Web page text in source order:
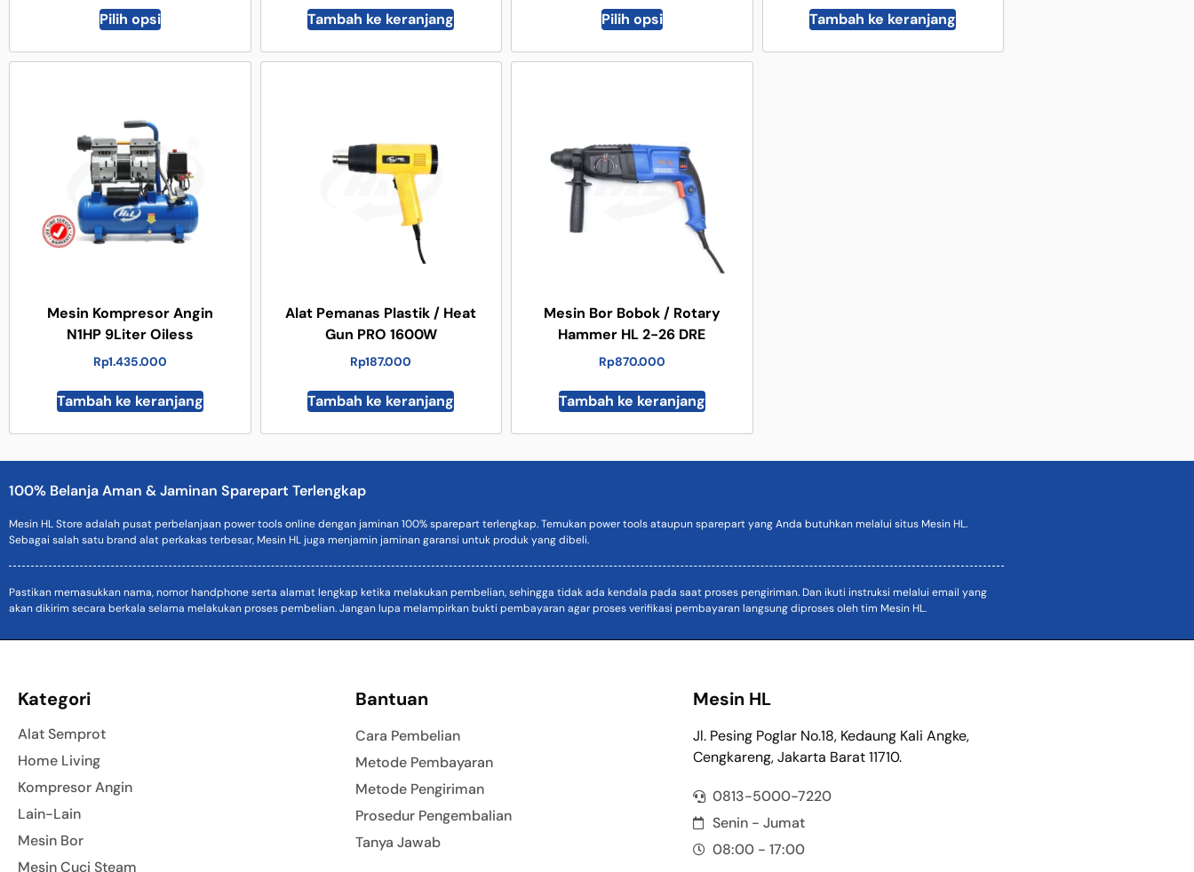
Pilih opsi Tambah ke keranjang Pilih opsi Tambah ke keranjang
Mesin Kompresor Angin
N1HP 9Liter Oiless
Rp1.435.000
Tambah ke keranjang
Alat Pemanas Plastik / Heat
Gun PRO 1600W
Rp187.000
Tambah ke keranjang
Mesin Bor Bobok / Rotary
Hammer HL 2-26 DRE
Rp870.000
Tambah ke keranjang
100% Belanja Aman & Jaminan Sparepart Terlengkap
Mesin HL Store adalah pusat perbelanjaan power tools online dengan jaminan 100% sparepart terlengkap. Temukan power tools ataupun sparepart yang Anda butuhkan melalui situs Mesin HL.
Sebagai salah satu brand alat perkakas terbesar, Mesin HL juga menjamin jaminan garansi untuk produk yang dibeli.
Pastikan memasukkan nama, nomor handphone serta alamat lengkap ketika melakukan pembelian, sehingga tidak ada kendala pada saat proses pengiriman. Dan ikuti instruksi melalui email yang
akan dikirim secara berkala selama melakukan proses pembelian. Jangan lupa melampirkan bukti pembayaran agar proses verifikasi pembayaran langsung diproses oleh tim Mesin HL.
Kategori
Alat Semprot
Home Living
Kompresor Angin
Lain-Lain
Mesin Bor
Mesin Cuci Steam
Bantuan
Cara Pembelian
Metode Pembayaran
Metode Pengiriman
Prosedur Pengembalian
Tanya Jawab
Mesin HL
Jl. Pesing Poglar No.18, Kedaung Kali Angke,
Cengkareng, Jakarta Barat 11710.
0813-5000-7220
Senin - Jumat
08:00 - 17:00